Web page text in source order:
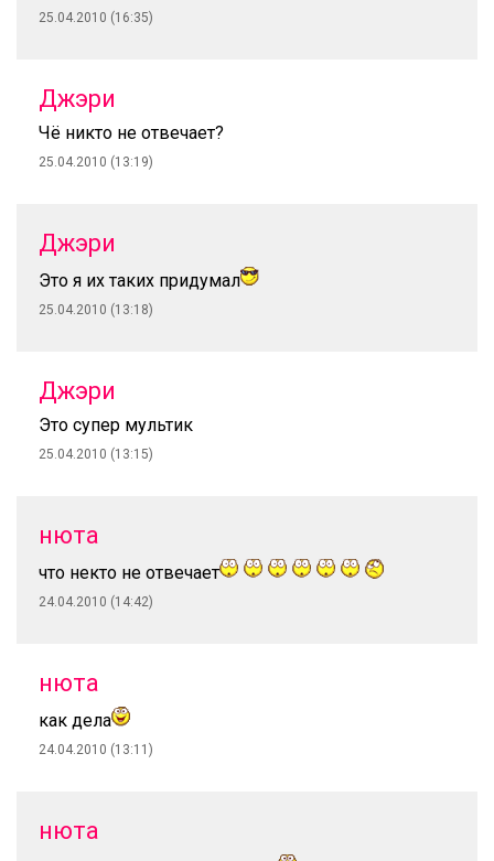
25.04.2010 (16:35)
Джэри
Чё никто не отвечает?
25.04.2010 (13:19)
Джэри
Это я их таких придумал
25.04.2010 (13:18)
Джэри
Это супер мультик
25.04.2010 (13:15)
нюта
что некто не отвечает
24.04.2010 (14:42)
нюта
как дела
24.04.2010 (13:11)
нюта